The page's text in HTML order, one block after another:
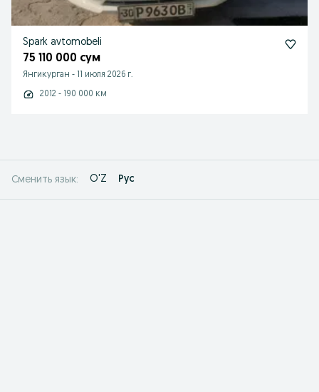
Spark avtomobeli
75 110 000 сум
Янгикурган - 11 июля 2026 г.
2012 - 190 000 км
Сменить язык: O'Z Рус